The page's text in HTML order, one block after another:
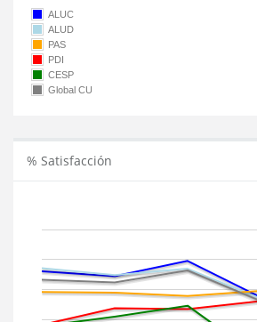
ALUC
ALUD
PAS
PDI
CESP
Global CU
% Satisfacción